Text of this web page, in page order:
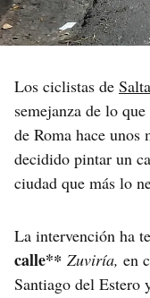
Los ciclistas de Salta
semejanza de lo
de Roma hace unos
decidido pintar un
ciudad que más lo
La intervención ha
calle** Zuviría, en
Santiago del Estero